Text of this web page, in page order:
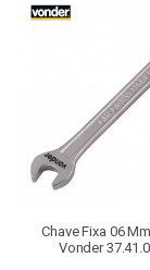
Chave Fixa 06
Vonder